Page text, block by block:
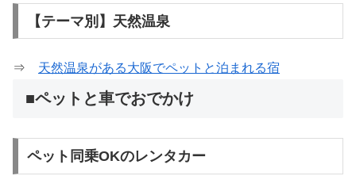
【テーマ別】天然温泉
⇒ 天然温泉がある大阪でペットと泊まれる宿
■ペットと車でおでかけ
ペット同乗OKのレンタカー